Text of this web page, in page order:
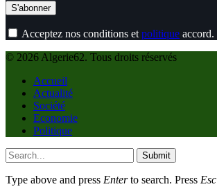
Acceptez nos conditions etpolitique accord.
© 2026 Algerie62. Tous droits réservés
Accueil
Actualité
Société
Economie
Politique
Submit
Type above and press Enterto search. Press Esc